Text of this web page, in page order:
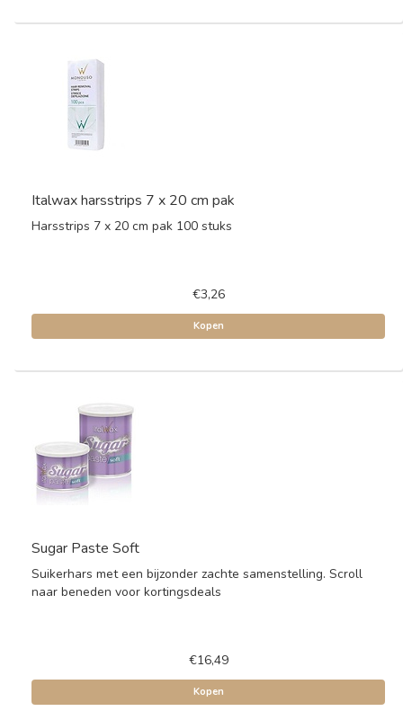
Italwax harsstrips 7 x 20 cm pak
Harsstrips 7 x 20 cm pak 100 stuks
€3,26
Kopen
Sugar Paste Soft
Suikerhars met een bijzonder zachte samenstelling. Scroll
naar beneden voor kortingsdeals
€16,49
Kopen